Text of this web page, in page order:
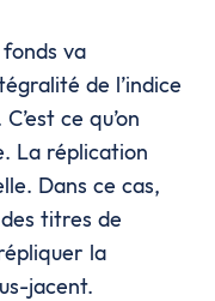
va
de l’indice
ce qu’on
La réplication
Dans ce cas,
titres de
la
jacent.